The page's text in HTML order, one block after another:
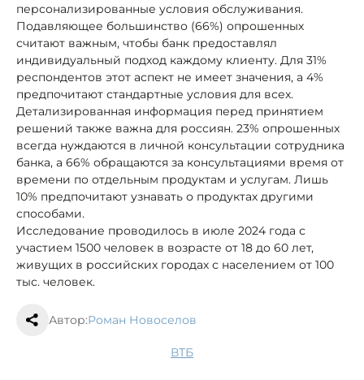
персонализированные условия обслуживания.
Подавляющее большинство (66%) опрошенных
считают важным, чтобы банк предоставлял
индивидуальный подход каждому клиенту. Для 31%
респондентов этот аспект не имеет значения, а 4%
предпочитают стандартные условия для всех.
Детализированная информация перед принятием
решений также важна для россиян. 23% опрошенных
всегда нуждаются в личной консультации сотрудника
банка, а 66% обращаются за консультациями время от
времени по отдельным продуктам и услугам. Лишь
10% предпочитают узнавать о продуктах другими
способами.
Исследование проводилось в июле 2024 года с
участием 1500 человек в возрасте от 18 до 60 лет,
живущих в российских городах с населением от 100
тыс. человек.
Автор:Роман Новоселов
ВТБ